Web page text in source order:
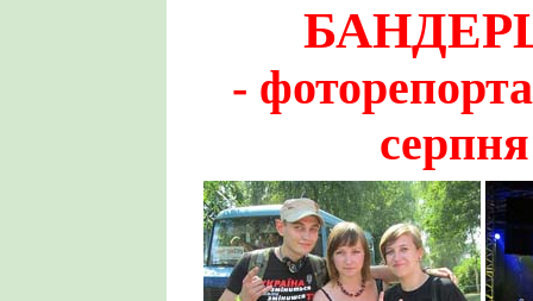
-